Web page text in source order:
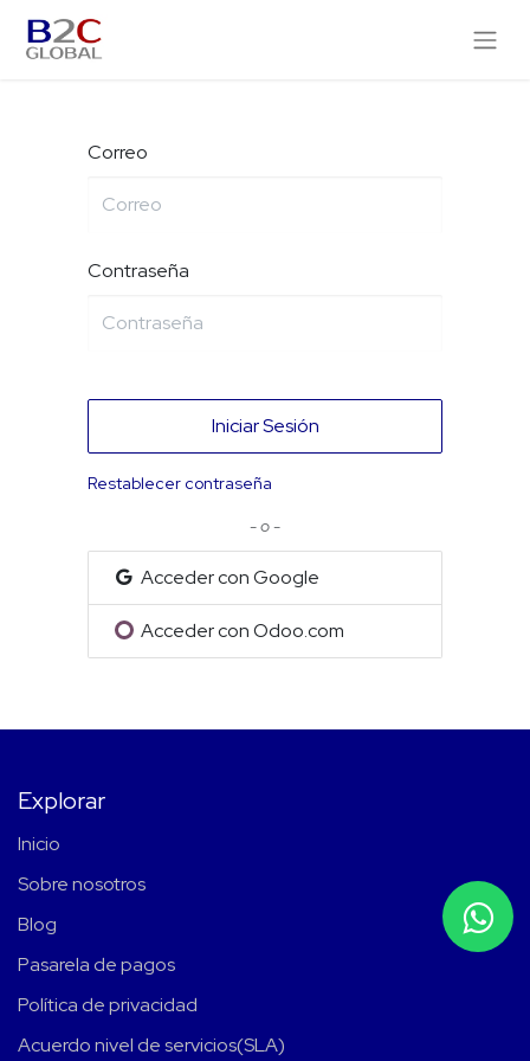
Correo
Contraseña
Iniciar Sesión
Restablecer contraseña
- o -
Acceder con Google
Acceder con Odoo.com
Explorar
Inicio
Sobre nosotros
Blog
Pasarela de pagos
Política de privacidad
Acuerdo nivel de servicios(SLA)